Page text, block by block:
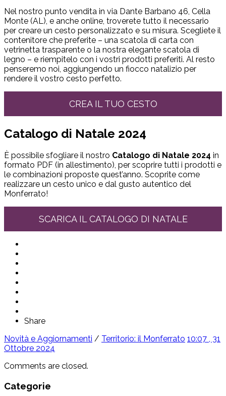
Nel nostro punto vendita in via Dante Barbano 46, Cella
Monte (AL), e anche online, troverete tutto il necessario
per creare un cesto personalizzato e su misura. Scegliete il
contenitore che preferite – una scatola di carta con
vetrinetta trasparente o la nostra elegante scatola di
legno – e riempitelo con i vostri prodotti preferiti. Al resto
penseremo noi, aggiungendo un fiocco natalizio per
rendere il vostro cesto perfetto.
CREA IL TUO CESTO
Catalogo di Natale 2024
È possibile sfogliare il nostro Catalogo di Natale 2024 in
formato PDF (in allestimento), per scoprire tutti i prodotti e
le combinazioni proposte quest’anno. Scoprite come
realizzare un cesto unico e dal gusto autentico del
Monferrato!
SCARICA IL CATALOGO DI NATALE
Share
Novità e Aggiornamenti / Territorio: il Monferrato 10:07 , 31
Ottobre 2024
Comments are closed.
Categorie